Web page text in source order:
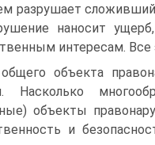
разрушает
нано­сит
интересам.
объекта
Насколько
объекты
и